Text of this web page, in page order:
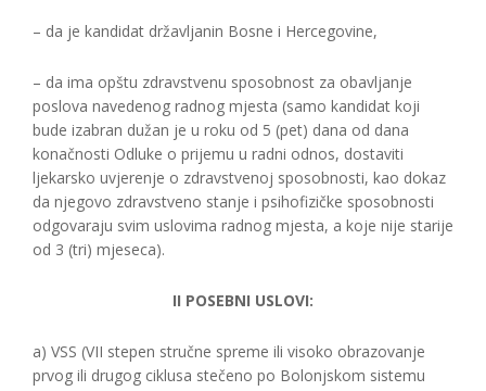
– da je kandidat državljanin Bosne i Hercegovine,
– da ima opštu zdravstvenu sposobnost za obavljanje
poslova navedenog radnog mjesta (samo kandidat koji
bude izabran dužan je u roku od 5 (pet) dana od dana
konačnosti Odluke o prijemu u radni odnos, dostaviti
ljekarsko uvjerenje o zdravstvenoj sposobnosti, kao dokaz
da njegovo zdravstveno stanje i psihofizičke sposobnosti
odgovaraju svim uslovima radnog mjesta, a koje nije starije
od 3 (tri) mjeseca).
II POSEBNI USLOVI:
a) VSS (VII stepen stručne spreme ili visoko obrazovanje
prvog ili drugog ciklusa stečeno po Bolonjskom sistemu